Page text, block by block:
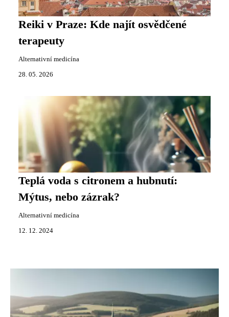
Reiki v Praze: Kde najít osvědčené
terapeuty
Alternativní medicína
28. 05. 2026
Teplá voda s citronem a hubnutí:
Mýtus, nebo zázrak?
Alternativní medicína
12. 12. 2024